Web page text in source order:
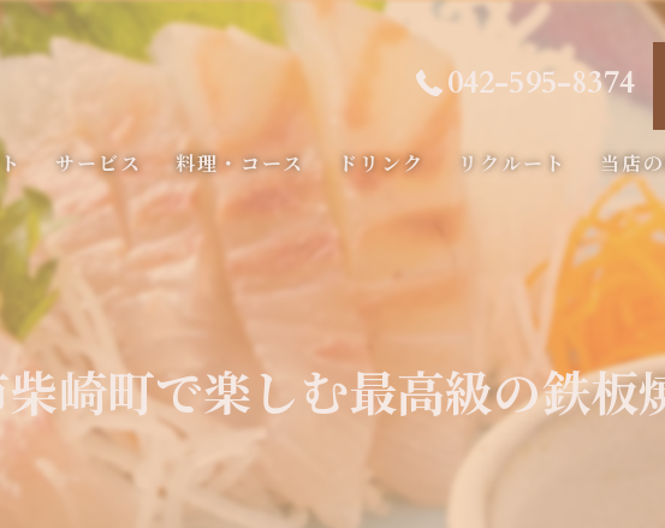
042-595-8374
サービス 料理・コース ドリンク リクルート 当店
コース
フィ
記念日
崎町で楽しむ最高級の鉄板